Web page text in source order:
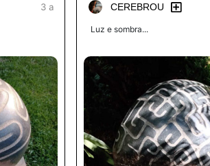
3 a CEREBROU
Luz e sombra...